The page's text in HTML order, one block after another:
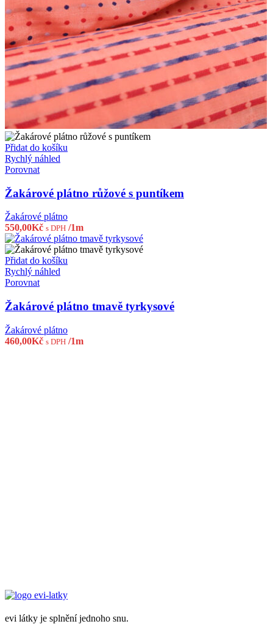
Přidat do košíku
Rychlý náhled
Porovnat
Žakárové plátno růžové s puntíkem
Žakárové plátno
550,00Kč s DPH /1m
Přidat do košíku
Rychlý náhled
Porovnat
Žakárové plátno tmavě tyrkysové
Žakárové plátno
460,00Kč s DPH /1m
evi látky je splnění jednoho snu.